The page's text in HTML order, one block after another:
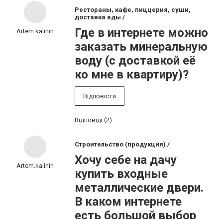
Artem.kalinin
Рестораны, кафе, пиццерия, суши,
доставка еды /
Где в интернете можно
заказать минеральную
воду (с доставкой её
ко мне в квартиру)?
Відповісти
Відповіді (2)
Artem.kalinin
Строительство (продукция) /
Хочу себе на дачу
купить входные
металлические двери.
В каком интернете
есть большой выбор